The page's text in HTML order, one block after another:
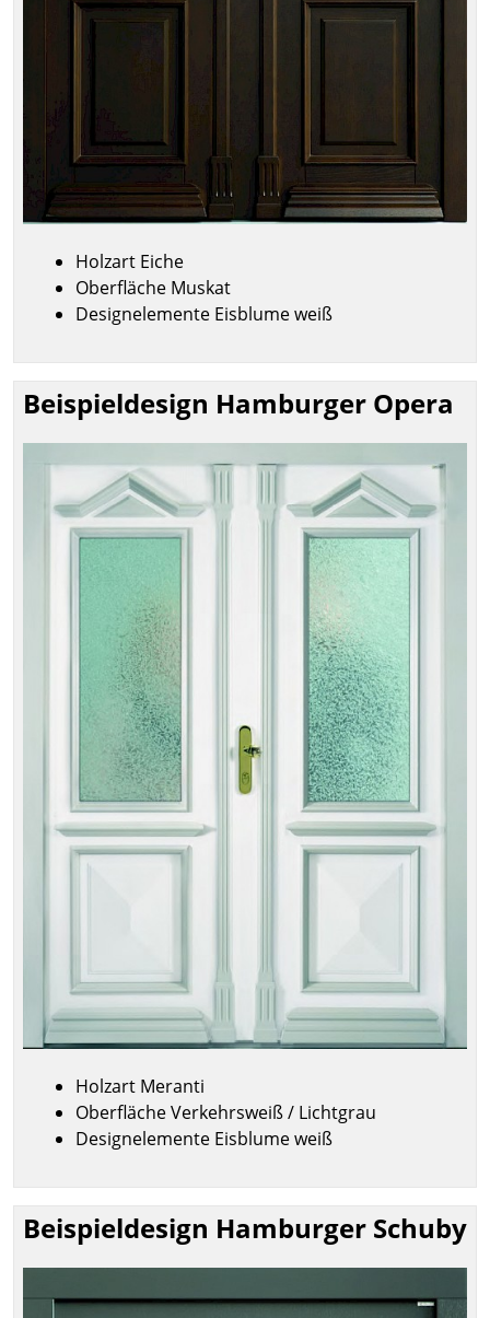
Holzart Eiche
Oberfläche Muskat
Designelemente Eisblume weiß
Beispieldesign Hamburger Opera
Holzart Meranti
Oberfläche Verkehrsweiß / Lichtgrau
Designelemente Eisblume weiß
Beispieldesign Hamburger Schuby